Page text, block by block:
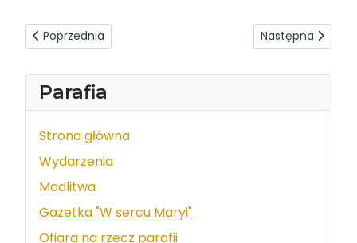
Parafia
Strona główna
Wydarzenia
Modlitwa
Gazetka "W sercu Maryi"
Ofiara na rzecz parafii
Poprzednia strona: W sercu Maryi - wydanie z dnia 2026-
Poprzednia Następna
Następna